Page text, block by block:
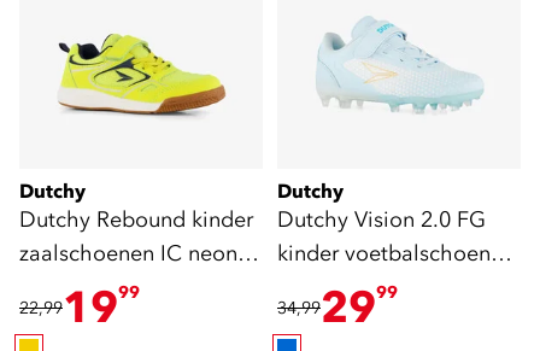
Dutchy
Dutchy Rebound kinder
zaalschoenen IC neon
22,991999
Dutchy
Dutchy Vision 2.0 FG
kinder voetbalschoenen
lichtblauw
34,992999